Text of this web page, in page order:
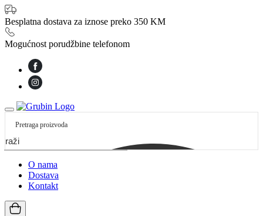
Besplatna dostava za iznose preko 350 KM
Mogućnost porudžbine telefonom
O nama
Dostava
Kontakt